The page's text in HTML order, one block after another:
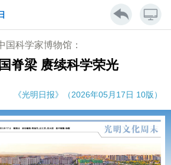
国科学家博物馆：
脊梁 赓续科学荣光
《光明日报》（2026年05月17日 10版）